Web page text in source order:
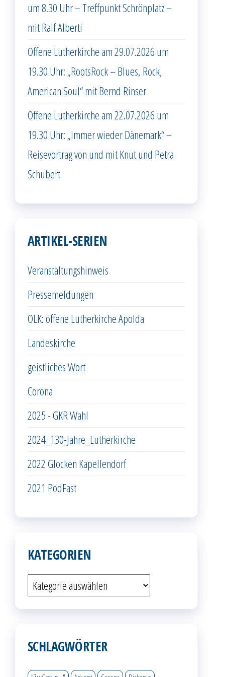
um 8.30 Uhr – Treffpunkt Schrönplatz –
mit Ralf Alberti
Offene Lutherkirche am 29.07.2026 um
19.30 Uhr: „RootsRock – Blues, Rock,
American Soul“ mit Bernd Rinser
Offene Lutherkirche am 22.07.2026 um
19.30 Uhr: „Immer wieder Dänemark“ –
Reisevortrag von und mit Knut und Petra
Schubert
ARTIKEL-SERIEN
Veranstaltungshinweis
Pressemeldungen
OLK: offene Lutherkirche Apolda
Landeskirche
geistliches Wort
Corona
2025 - GKR Wahl
2024_130-Jahre_Lutherkirche
2022 Glocken Kapellendorf
2021 PodFast
KATEGORIEN
Kategorien
SCHLAGWÖRTER